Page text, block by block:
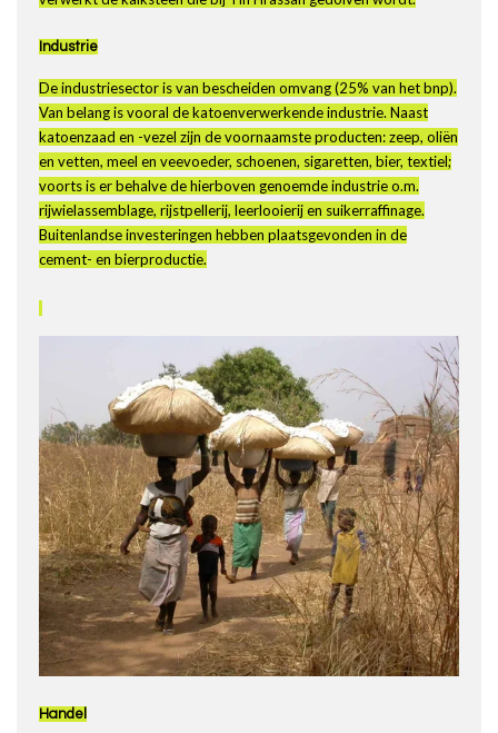
Industrie
De industriesector is van bescheiden omvang (25% van het bnp).
Van belang is vooral de katoenverwerkende industrie. Naast
katoenzaad en -vezel zijn de voornaamste producten: zeep, oliën
en vetten, meel en veevoeder, schoenen, sigaretten, bier, textiel;
voorts is er behalve de hierboven genoemde industrie o.m.
rijwielassemblage, rijstpellerij, leerlooierij en suikerraffinage.
Buitenlandse investeringen hebben plaatsgevonden in de
cement- en bierproductie.
Handel